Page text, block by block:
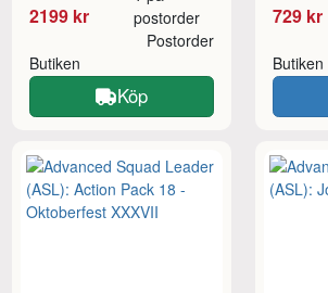
2199 kr
postorder
Butiken
Postorder
Köp
729 kr
Butiken